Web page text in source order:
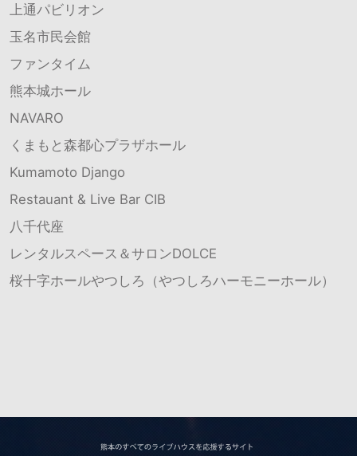
上通パビリオン
玉名市民会館
ファンタイム
熊本城ホール
NAVARO
くまもと森都心プラザホール
Kumamoto Django
Restauant & Live Bar CIB
八千代座
レンタルスペース＆サロンDOLCE
桜十字ホールやつしろ（やつしろハーモニーホール）